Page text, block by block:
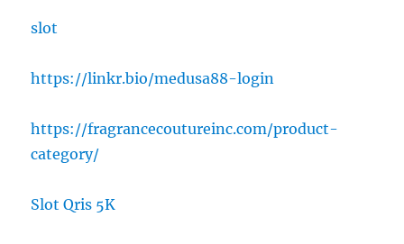
slot
https://linkr.bio/medusa88-login
https://fragrancecoutureinc.com/product-
category/
Slot Qris 5K